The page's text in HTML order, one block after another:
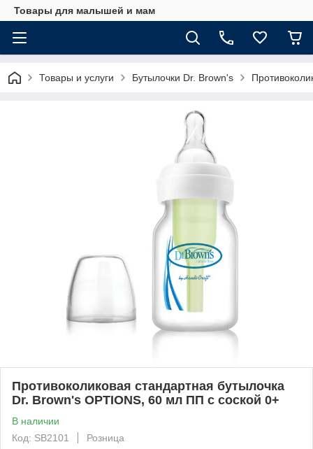
Товары для малышей и мам
Товары и услуги Бутылочки Dr. Brown's
Противоколиковая стандартная бутылочка
Dr. Brown's OPTIONS, 60 мл ПП с соской 0+
В наличии
Код: SB2101
Розница